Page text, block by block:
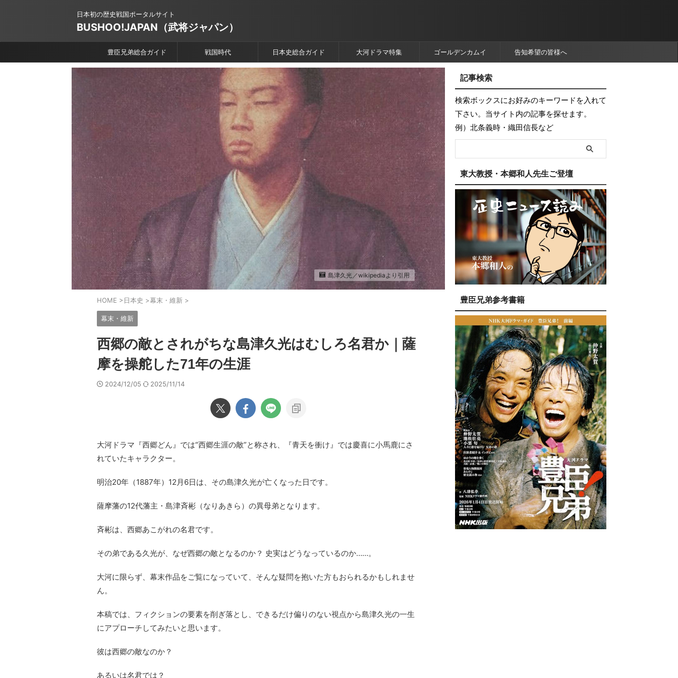
日本初の歴史戦国ポータルサイト
BUSHOO!JAPAN（武将ジャパン）
豊臣兄弟総合ガイド 戦国時代 日本史総合ガイド 大河ドラマ特集 ゴールデンカムイ 告知希望の皆様へ
島津久光／wikipediaより引用
HOME >日本史 >幕末・維新 >
幕末・維新
西郷の敵とされがちな島津久光はむしろ名君か｜薩
摩を操舵した71年の生涯
2024/12/05 2025/11/14
大河ドラマ『西郷どん』では“西郷生涯の敵”と称され、『青天を衝け』では慶喜に小馬鹿にさ
れていたキャラクター。
明治20年（1887年）12月6日は、その島津久光が亡くなった日です。
薩摩藩の12代藩主・島津斉彬（なりあきら）の異母弟となります。
斉彬は、西郷あこがれの名君です。
その弟である久光が、なぜ西郷の敵となるのか？ 史実はどうなっているのか……。
大河に限らず、幕末作品をご覧になっていて、そんな疑問を抱いた方もおられるかもしれませ
ん。
本稿では、フィクションの要素を削ぎ落とし、できるだけ偏りのない視点から島津久光の一生
にアプローチしてみたいと思います。
彼は西郷の敵なのか？
あるいは名君では？
記事検索
検索ボックスにお好みのキーワードを入れて
下さい。当サイト内の記事を探せます。
例）北条義時・織田信長など
東大教授・本郷和人先生ご登壇
豊臣兄弟参考書籍